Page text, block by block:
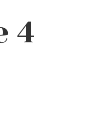
4